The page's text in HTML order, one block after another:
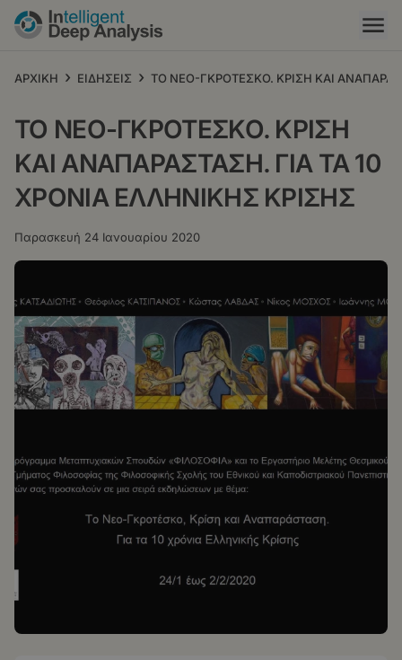
Παράκαμψη
προς
κυρίως
ΑΡΧΙΚΗ › ΕΙΔΗΣΕΙΣ › ΤΟ ΝΕΟ-ΓΚΡΟΤΕΣΚΟ. ΚΡΙΣΗ ΚΑΙ
ΤΟ ΝΕΟ-ΓΚΡΟΤΕΣΚΟ. ΚΡΙΣΗ
ΚΑΙ ΑΝΑΠΑΡΑΣΤΑΣΗ. ΓΙΑ ΤΑ 10
ΧΡΟΝΙΑ ΕΛΛΗΝΙΚΗΣ ΚΡΙΣΗΣ
Παρασκευή 24 Ιανουαρίου 2020